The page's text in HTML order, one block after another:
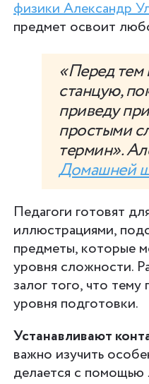
физики Александр
предмет освоит
«Перед тем
станцую,
приведу
простыми
термин».
Домашней
Педагоги готовят
иллюстрациями,
предметы, которые
уровня сложности.
залог того, что
уровня подготовки.
Устанавливают
важно изучить
делается с помощью